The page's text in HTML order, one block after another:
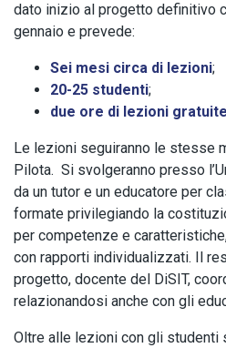
dato inizio al progetto definitivo
gennaio e prevede:
Sei mesi circa di lezioni;
20-25 studenti;
due ore di lezioni
Le lezioni seguiranno le stesse
Pilota. Si svolgeranno presso
da un tutor e un educatore per
formate privilegiando la
per competenze e
con rapporti individualizzati. Il
progetto, docente del DiSIT,
relazionandosi anche con gli
Oltre alle lezioni con gli studenti